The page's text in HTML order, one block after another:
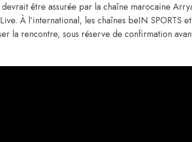
être assurée par la chaîne marocaine
À l’international, les chaînes beIN SPORTS
la rencontre, sous réserve de confirmation